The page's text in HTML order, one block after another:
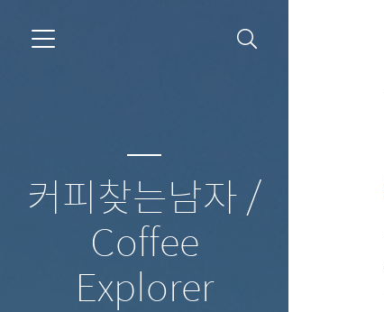
커피찾는남자 /
Coffee
Explorer